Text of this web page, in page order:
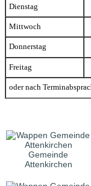
Dienstag
Mittwoch
Donnerstag
Freitag
oder nach
Gemeinde
Attenkirchen